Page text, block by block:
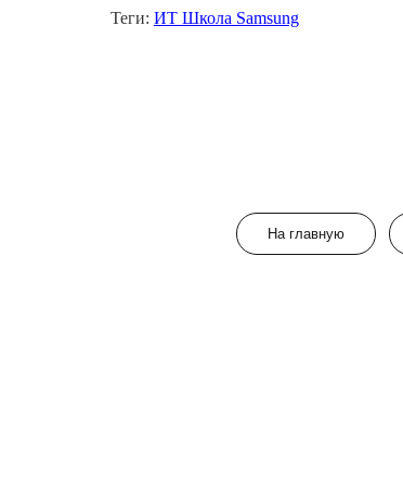
Теги: ИТ Школа Samsung
На главную